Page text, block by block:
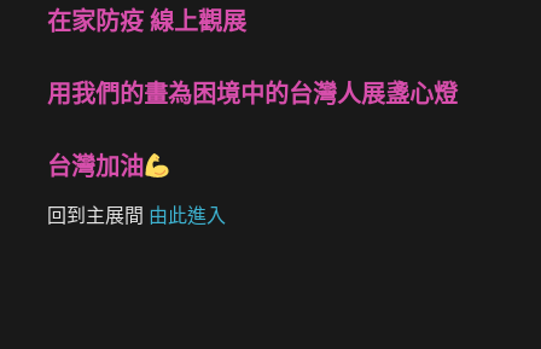
在家防疫 線上觀展
用我們的畫為困境中的台灣人展盞心燈
台灣加油
回到主展間 由此進入